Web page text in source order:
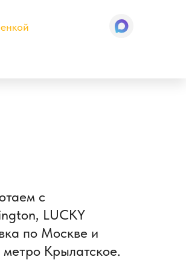
с
LUCKY
по Москве и
метро Крылатское.